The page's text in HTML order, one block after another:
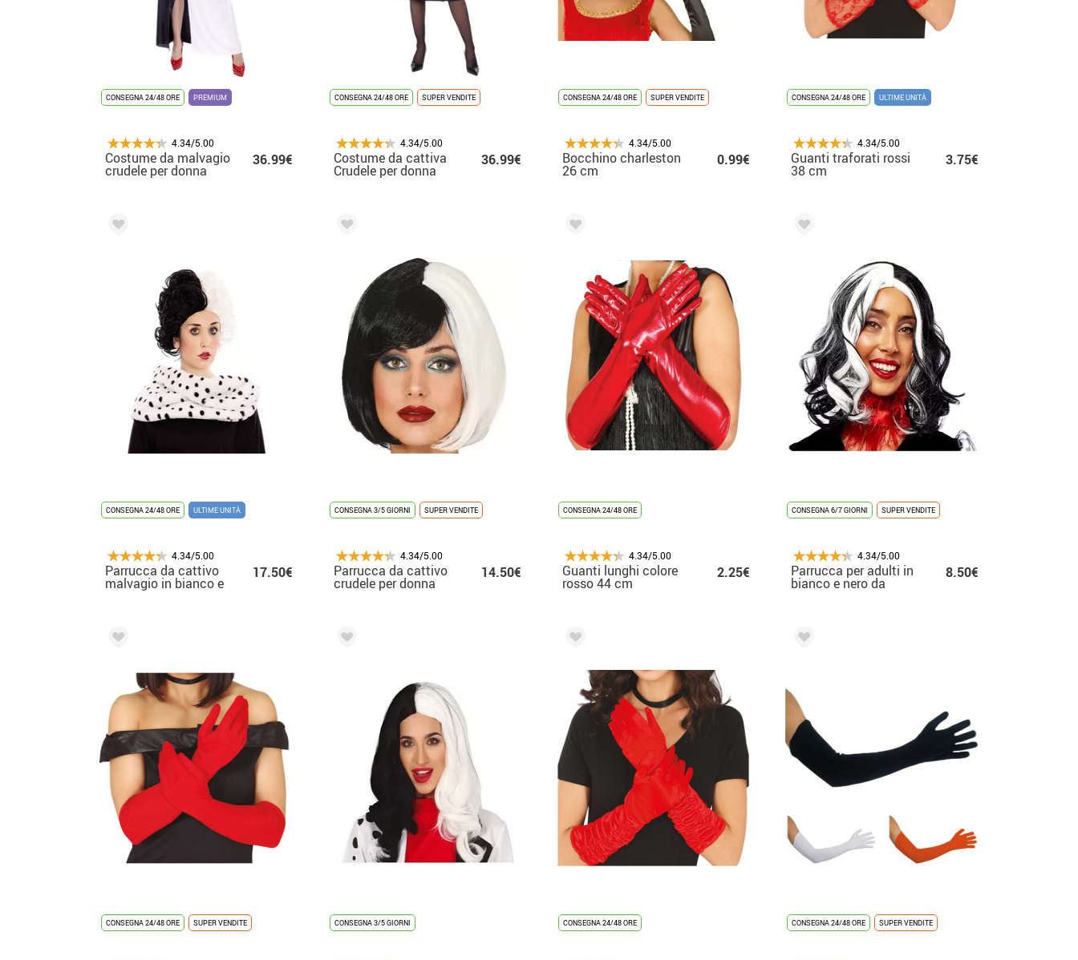
CONSEGNA 24/48 ORE PREMIUM
4.34/5.00
Costume da malvagio
crudele per donna
36.99€
CONSEGNA 24/48 ORE SUPER VENDITE
4.34/5.00
Costume da cattiva
Crudele per donna
36.99€
CONSEGNA 24/48 ORE SUPER VENDITE
4.34/5.00
Bocchino charleston
26 cm
0.99€
CONSEGNA 24/48 ORE ULTIME UNITÀ
4.34/5.00
Guanti traforati rossi
38 cm
3.75€
CONSEGNA 24/48 ORE ULTIME UNITÀ
4.34/5.00
Parrucca da cattivo
malvagio in bianco e
17.50€
CONSEGNA 3/5 GIORNI SUPER VENDITE
4.34/5.00
Parrucca da cattivo
crudele per donna
14.50€
CONSEGNA 24/48 ORE
4.34/5.00
Guanti lunghi colore
rosso 44 cm
2.25€
CONSEGNA 6/7 GIORNI SUPER VENDITE
4.34/5.00
Parrucca per adulti in
bianco e nero da
8.50€
CONSEGNA 24/48 ORE SUPER VENDITE CONSEGNA 3/5 GIORNI CONSEGNA 24/48 ORE CONSEGNA 24/48 ORE SUPER VENDITE